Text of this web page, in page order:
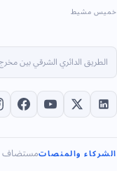
خميس مشيط
الطريق الدائري الشرقي بين مخرج 13–14، الرياض، المملكة العربية
الشركاء والمنصاتمستضاف